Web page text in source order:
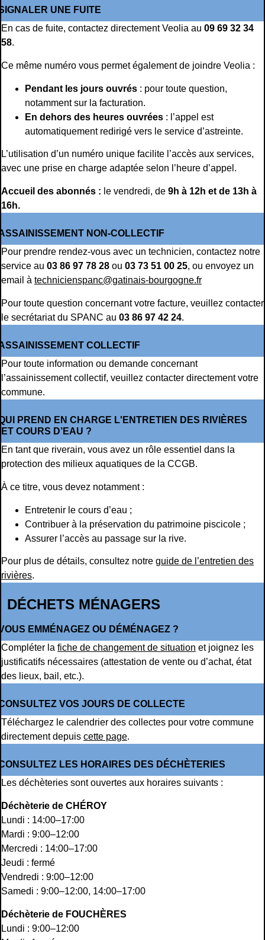
UNE FUITE
En cas de fuite, contactez directement Veolia au 09 69 32 34
58.
Ce même numéro vous permet également de joindre Veolia :
Pendant les jours ouvrés : pour toute question,
notamment sur la facturation.
En dehors des heures ouvrées : l’appel est
automatiquement redirigé vers le service d’astreinte.
L’utilisation d’un numéro unique facilite l’accès aux services,
avec une prise en charge adaptée selon l’heure d’appel.
Accueil des abonnés : le vendredi, de 9h à 12h et de 13h à
16h.
NON-COLLECTIF
Pour prendre rendez-vous avec un technicien, contactez notre
service au 03 86 97 78 28 ou 03 73 51 00 25, ou envoyez un
email à technicienspanc@gatinais-bourgogne.fr
Pour toute question concernant votre facture, veuillez contacter
le secrétariat du SPANC au 03 86 97 42 24.
COLLECTIF
Pour toute information ou demande concernant
l’assainissement collectif, veuillez contacter directement votre
commune.
PREND EN CHARGE L'ENTRETIEN DES RIVIÈRES
ET COURS D’EAU ?
En tant que riverain, vous avez un rôle essentiel dans la
protection des milieux aquatiques de la CCGB.
À ce titre, vous devez notamment :
Entretenir le cours d’eau ;
Contribuer à la préservation du patrimoine piscicole ;
Assurer l’accès au passage sur la rive.
Pour plus de détails, consultez notre guide de l’entretien des
rivières.
DÉCHETS MÉNAGERS
EMMÉNAGEZ OU DÉMÉNAGEZ ?
Compléter la fiche de changement de situation et joignez les
justificatifs nécessaires (attestation de vente ou d’achat, état
des lieux, bail, etc.).
VOS JOURS DE COLLECTE
Téléchargez le calendrier des collectes pour votre commune
directement depuis cette page.
LES HORAIRES DES DÉCHÈTERIES
Les déchèteries sont ouvertes aux horaires suivants :
Déchèterie de CHÉROY
Lundi : 14:00–17:00
Mardi : 9:00–12:00
Mercredi : 14:00–17:00
Jeudi : fermé
Vendredi : 9:00–12:00
Samedi : 9:00–12:00, 14:00–17:00
Déchèterie de FOUCHÈRES
Lundi : 9:00–12:00